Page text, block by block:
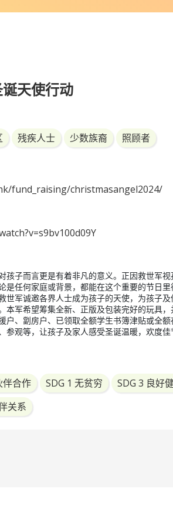
天使行动
残疾人士 少数族裔 照顾者
fund_raising/christmasangel2024/
孩子而言更是有着非凡的意义。正因救世军
是任何家庭或背景，都能在这个重要的节日
世军诚邀各界人士成为孩子的天使，为孩子
本军希望筹集全新、正版及包装完好的玩具
户、劏房户、已领取全额学生书簿津贴或全
观等，让孩子及家人感受圣诞温暖，欢度佳
伴合作 SDG 1 无贫穷
SDG 3 良好
关系